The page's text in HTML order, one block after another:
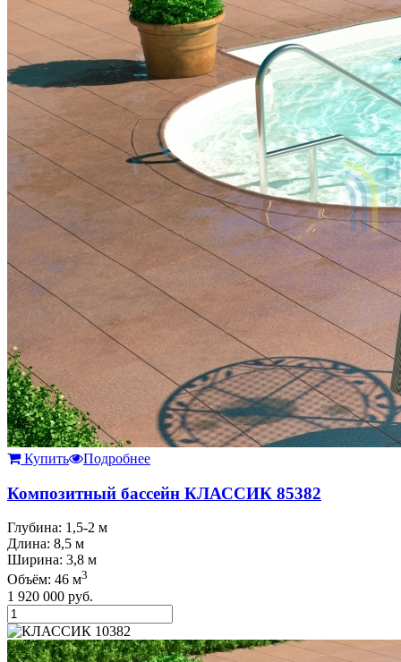
Купить Подробнее
Композитный бассейн КЛАССИК 85382
Глубина: 1,5-2 м
Длина: 8,5 м
Ширина: 3,8 м
Объём: 46 м3
1 920 000 руб.